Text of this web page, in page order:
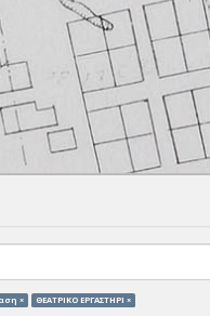
× ΘΕΑΤΡΙΚΟ ΕΡΓΑΣΤΗΡΙ ×